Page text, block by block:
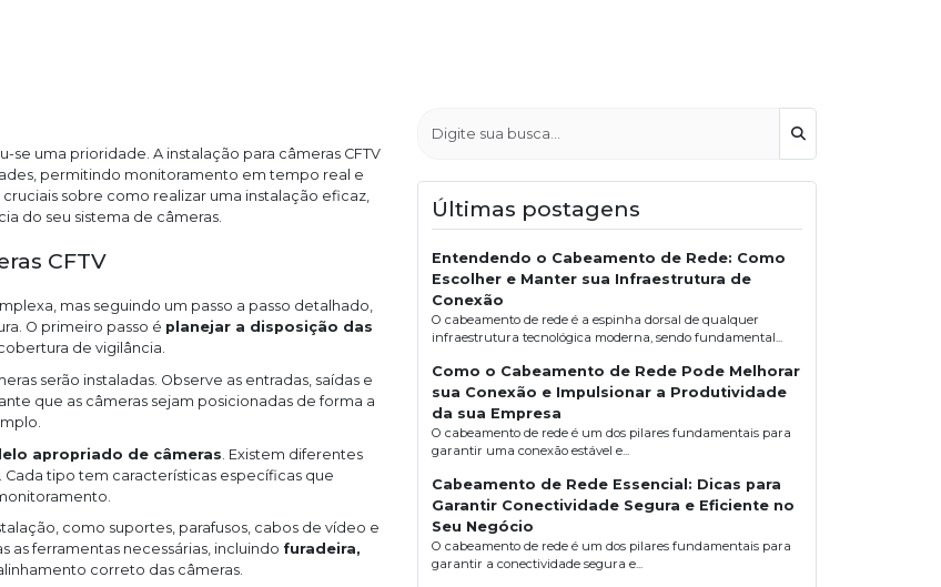
uma prioridade. A instalação para câmeras CFTV
permitindo monitoramento em tempo real e
sobre como realizar uma instalação eficaz,
do seu sistema de câmeras.
CFTV
mas seguindo um passo a passo detalhado,
O primeiro passo é planejar a disposição das
de vigilância.
serão instaladas. Observe as entradas, saídas e
que as câmeras sejam posicionadas de forma a
apropriado de câmeras . Existem diferentes
tipo tem características específicas que
como suportes, parafusos, cabos de vídeo e
ferramentas necessárias, incluindo furadeira,
correto das câmeras.
Buscar
Últimas postagens
Entendendo o Cabeamento de Rede: Como
Escolher e Manter sua Infraestrutura de
Conexão
O cabeamento de rede é a espinha dorsal de qualquer
infraestrutura tecnológica moderna, sendo fundamental...
Como o Cabeamento de Rede Pode Melhorar
sua Conexão e Impulsionar a Produtividade
da sua Empresa
O cabeamento de rede é um dos pilares fundamentais para
garantir uma conexão estável e...
Cabeamento de Rede Essencial: Dicas para
Garantir Conectividade Segura e Eficiente no
Seu Negócio
O cabeamento de rede é um dos pilares fundamentais para
garantir a conectividade segura e...